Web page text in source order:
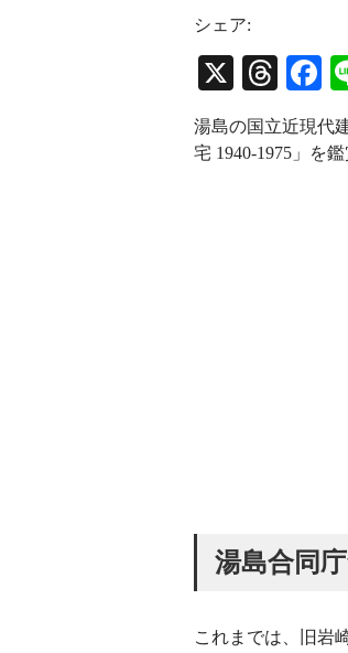
t
a
g
a
d
s
シェア:
X
T
hr
ea
ce
湯島の国立近現代
宅 1940-1975」を
湯島合同
これまでは、旧岩